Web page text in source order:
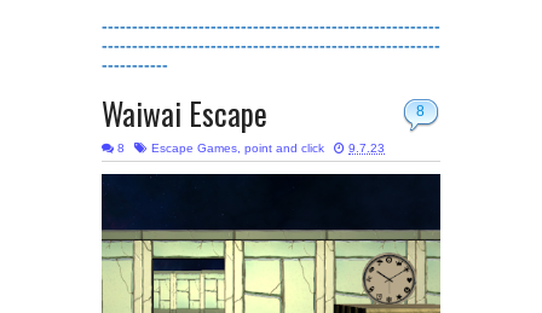
--------------------------------------------------------
--------------------------------------------------------
-----------
8
Waiwai Escape
8 Escape Games, point and click 9.7.23